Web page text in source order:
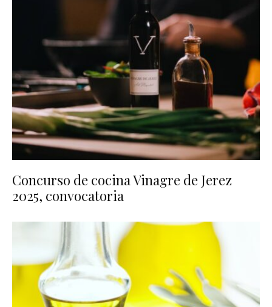
Concurso de cocina Vinagre de Jerez
2025, convocatoria